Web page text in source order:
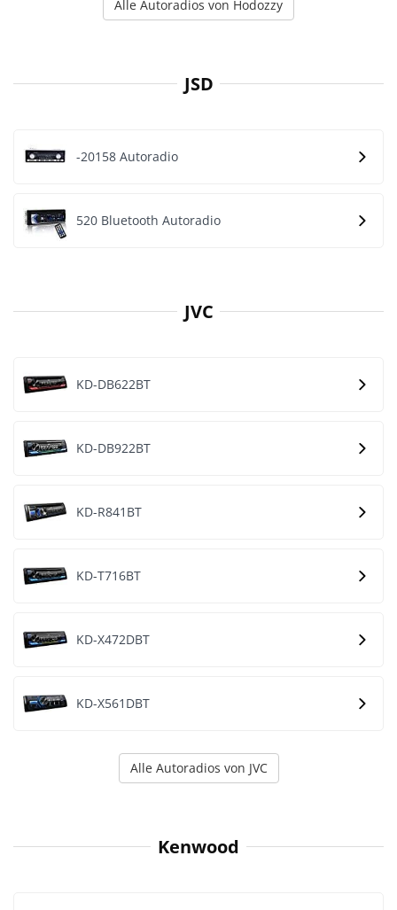
Alle Autoradios von Hodozzy
JSD
-20158 Autoradio
520 Bluetooth Autoradio
JVC
KD-DB622BT
KD-DB922BT
KD-R841BT
KD-T716BT
KD-X472DBT
KD-X561DBT
Alle Autoradios von JVC
Kenwood